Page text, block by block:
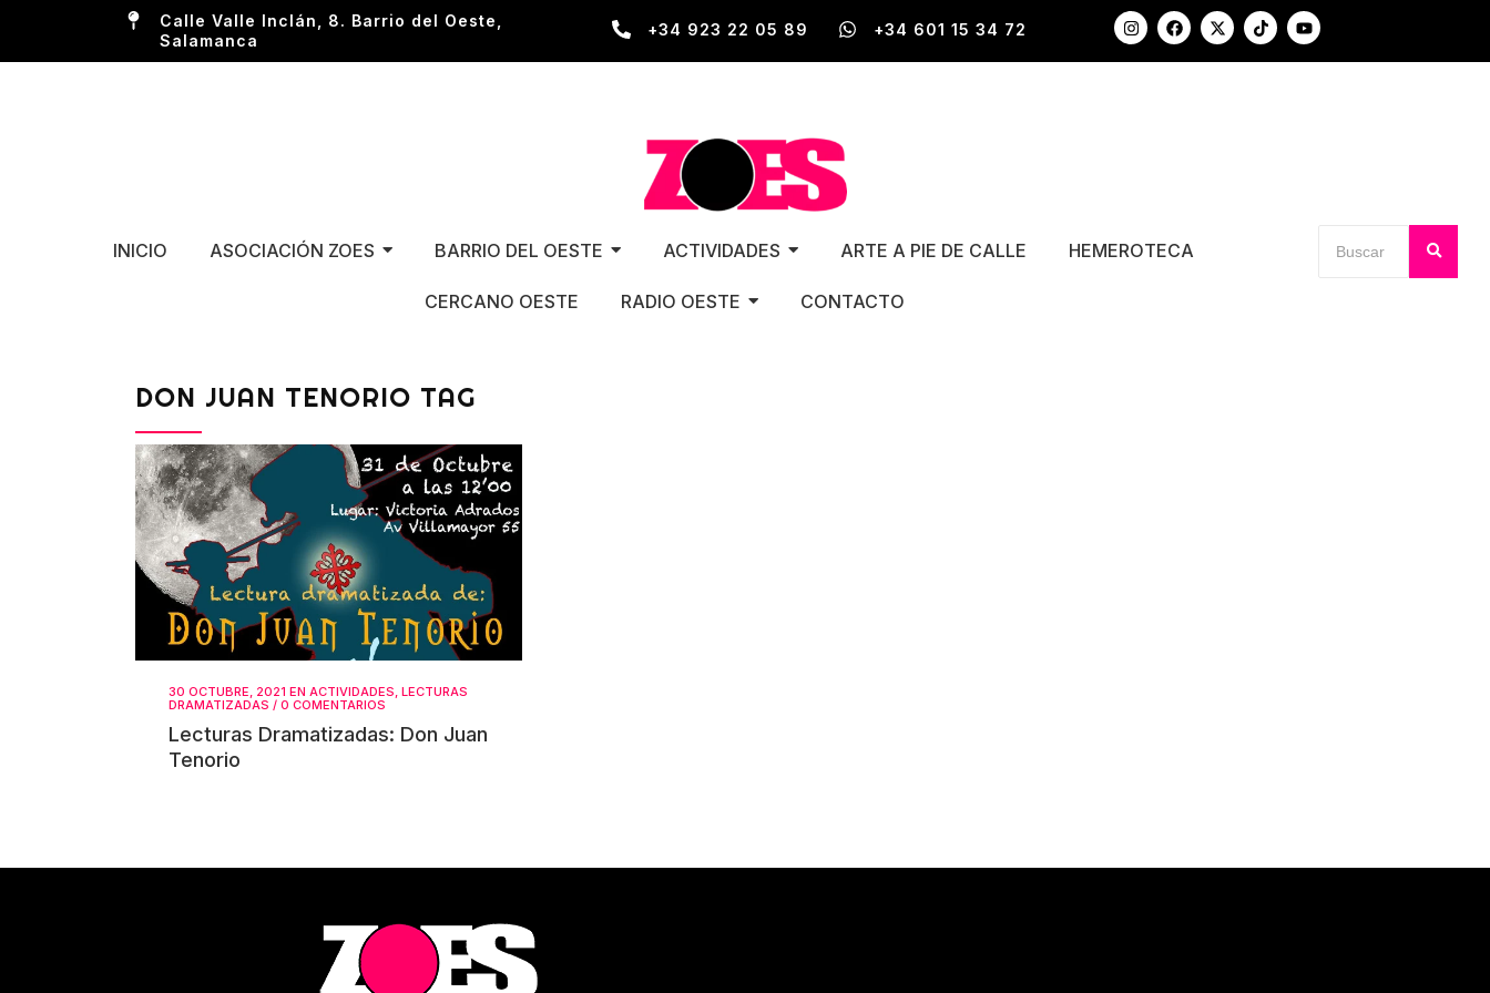
Calle Valle Inclán, 8. Barrio del Oeste,
Salamanca
+34 923 22 05 89 +34 601 15 34 72
INICIO ASOCIACIÓN ZOES BARRIO DEL OESTE ACTIVIDADES ARTE A PIE DE CALLE HEMEROTECA
CERCANO OESTE RADIO OESTE CONTACTO
DON JUAN TENORIO TAG
30 OCTUBRE, 2021 EN ACTIVIDADES, LECTURAS
DRAMATIZADAS / 0 COMENTARIOS
Lecturas Dramatizadas: Don Juan
Tenorio